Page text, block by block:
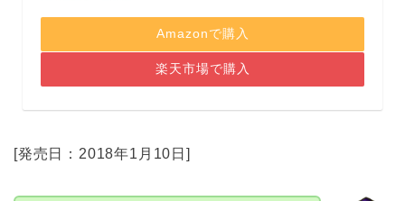
Amazonで購入
楽天市場で購入
[発売日：2018年1月10日]